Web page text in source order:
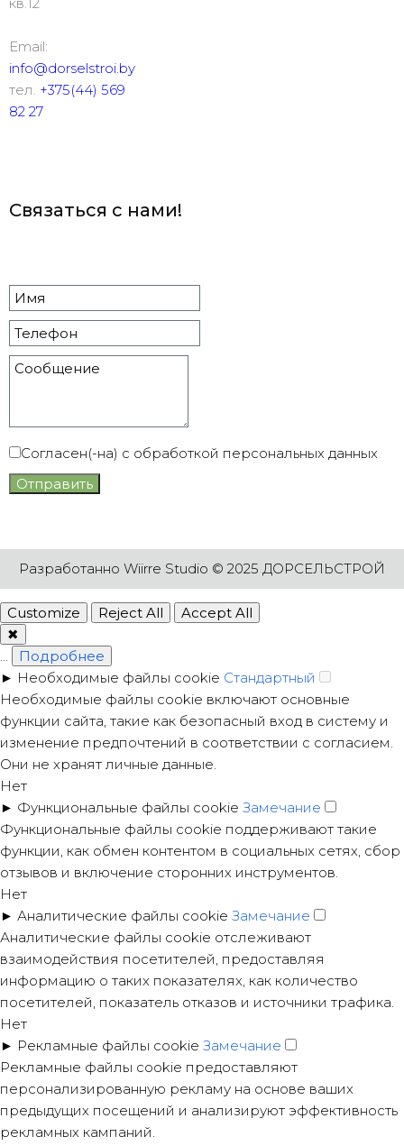
Email:
info@dorselstroi.by
тел. +375(44) 569
82 27
Связаться с нами!
Согласен(-на) с обработкой персональных данных
Отправить
Разработанно Wiirre Studio © 2025 ДОРСЕЛЬСТРОЙ
Customize Reject All
Accept All
✖
Подробнее
► Необходимые файлы cookie Стандартный
Необходимые файлы cookie включают основные
функции сайта, такие как безопасный вход в систему и
изменение предпочтений в соответствии с согласием.
Они не хранят личные данные.
Нет
► Функциональные файлы cookie Замечание
Функциональные файлы cookie поддерживают такие
функции, как обмен контентом в социальных сетях, сбор
отзывов и включение сторонних инструментов.
Нет
► Аналитические файлы cookie Замечание
Аналитические файлы cookie отслеживают
взаимодействия посетителей, предоставляя
информацию о таких показателях, как количество
посетителей, показатель отказов и источники трафика.
Нет
► Рекламные файлы cookie Замечание
Рекламные файлы cookie предоставляют
персонализированную рекламу на основе ваших
предыдущих посещений и анализируют эффективность
рекламных кампаний.